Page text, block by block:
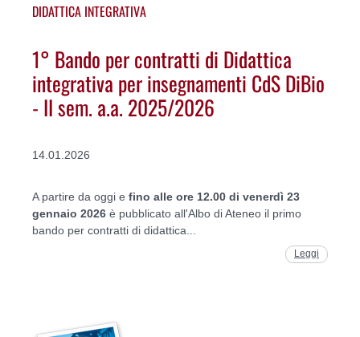
DIDATTICA INTEGRATIVA
1° Bando per contratti di Didattica
integrativa per insegnamenti CdS DiBio
- II sem. a.a. 2025/2026
14.01.2026
A partire da oggi e fino alle ore 12.00 di venerdì 23
gennaio 2026 è pubblicato all'Albo di Ateneo il primo
bando per contratti di didattica...
Leggi